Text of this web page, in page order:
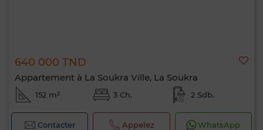
640 000 TND
Appartement à La Soukra Ville, La Soukra
152 m² 3 Ch. 2 Sdb.
Contacter Appelez WhatsApp
0 / 500